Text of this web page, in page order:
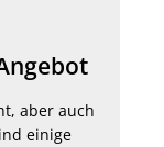
aber auch
einige